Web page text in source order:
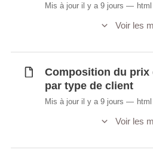
Mis à jour il y a 9 jours html
Voir les
Composition du prix
par type de client
Mis à jour il y a 9 jours html
Voir les